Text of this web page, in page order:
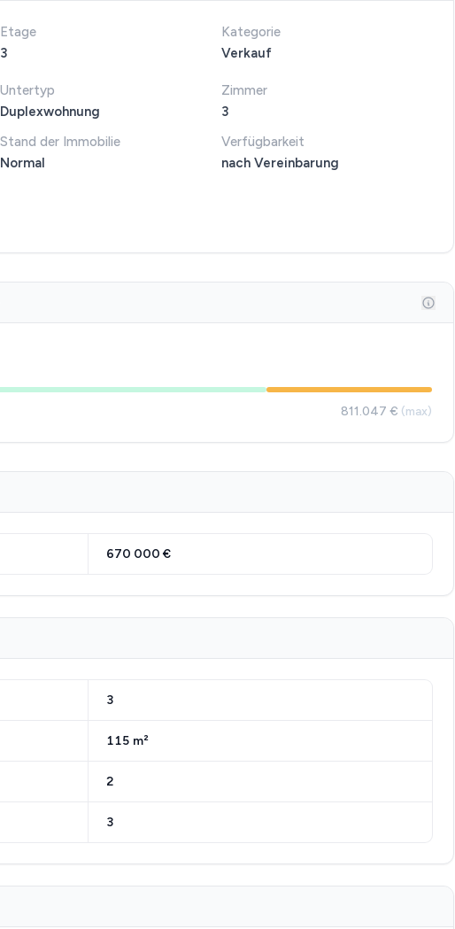
Etage
3
Kategorie
Verkauf
Untertyp
Duplexwohnung
Zimmer
3
Stand der Immobilie
Normal
Verfügbarkeit
nach Vereinbarung
811.047 € (max)
670 000 €
3
115 m²
2
3